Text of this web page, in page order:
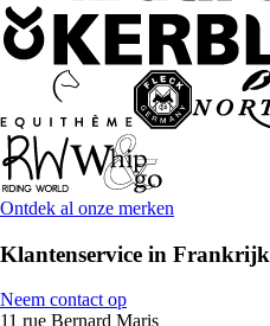
Ontdek al onze merken
Klantenservice in Frankrijk
Neem contact op
11 rue Bernard Maris